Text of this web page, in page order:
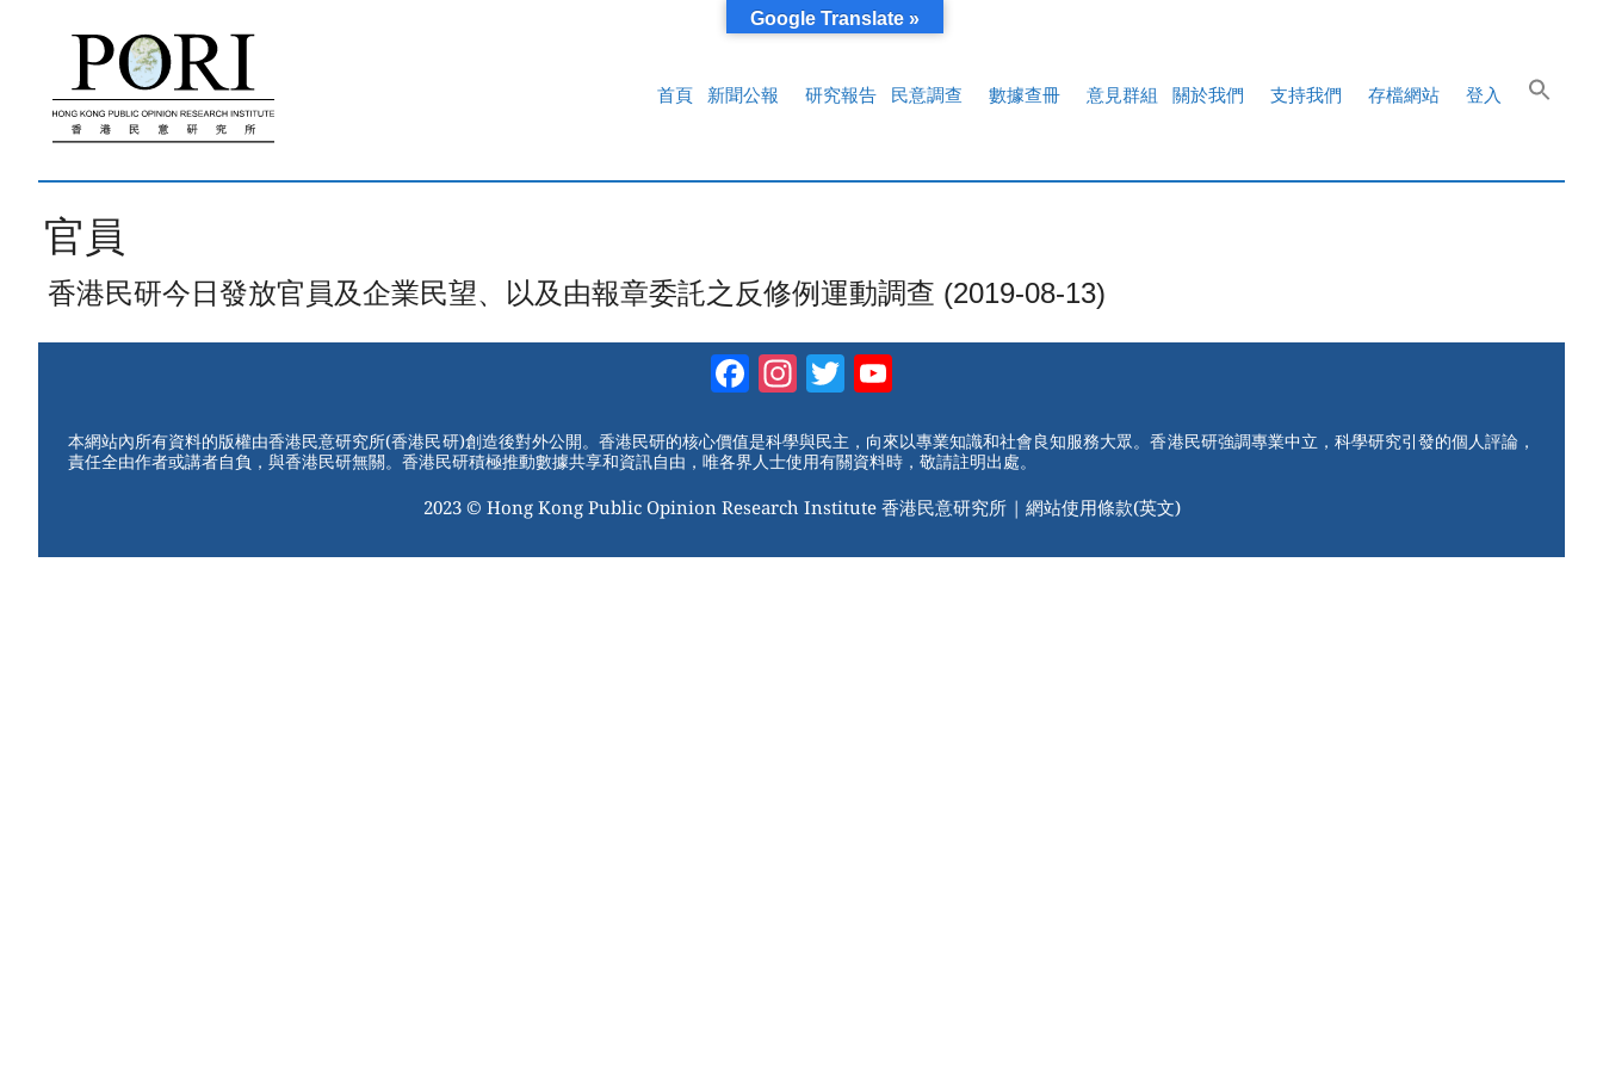
首頁
新聞公報 研究報告 民意調查 數據查冊 意見群組 關於我們 支持我們 存檔網站 登入
官員
香港民研今日發放官員及企業民望、以及由報章委託之反修例運動調查 (2019-08-13)
Facebook
Instagram
Twitter
本網站內所有資料的版權由香港民意研究所(香港民研)創造後對外公開。香港民研的核心價值是科學與民主，向來以專業知識和社會良知服務大眾。香港民研強調專業中立，科學研究引發的個人評論，
責任全由作者或講者自負，與香港民研無關。香港民研積極推動數據共享和資訊自由，唯各界人士使用有關資料時，敬請註明出處。
2023 © Hong Kong Public Opinion Research Institute 香港民意研究所 | 網站使用條款(英文)
Google Translate »